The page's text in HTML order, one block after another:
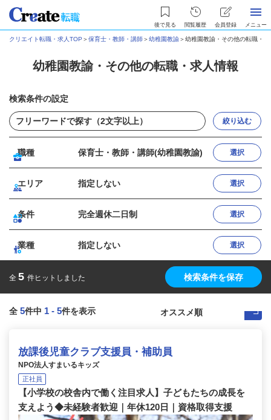
後で見る 閲覧履歴 会員登録 メニュー
クリエイト転職・求人TOP ＞保育士・教師・講師＞幼稚園教諭＞幼稚園教諭・その他の転職・求
幼稚園教諭・その他の転職・求人情報
検索条件の設定
絞り込む
職種 保育士・教師・講師(幼稚園教諭) 選択
エリア 指定しない 選択
条件 完全週休二日制 選択
業種 指定しない 選択
全 5 件ヒットしました 検索条件を保存
全 5件中 1 - 5件を表示
放課後児童クラブ支援員・補助員
NPO法人すまいるキッズ
正社員
【小学校の校舎内で働く注目求人】子どもたちの成長を
支えよう◆未経験者歓迎｜年休120日｜資格取得支援